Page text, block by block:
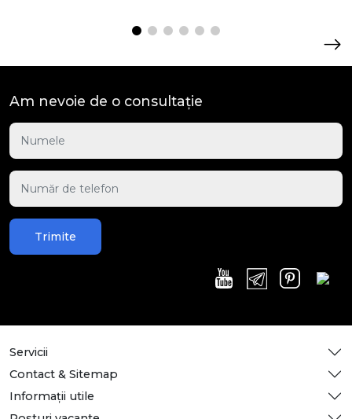
Am nevoie de o consultație
Trimite
Servicii
Contact & Sitemap
Informații utile